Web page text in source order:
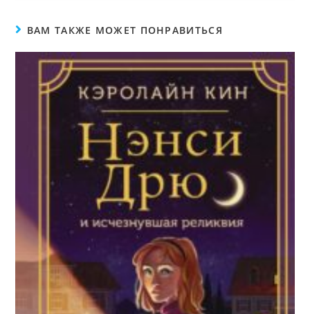
ВАМ ТАКЖЕ МОЖЕТ ПОНРАВИТЬСЯ